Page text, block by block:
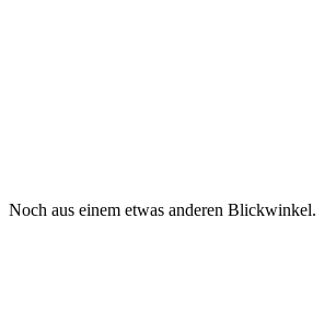
Noch aus einem etwas anderen Blickwinkel.